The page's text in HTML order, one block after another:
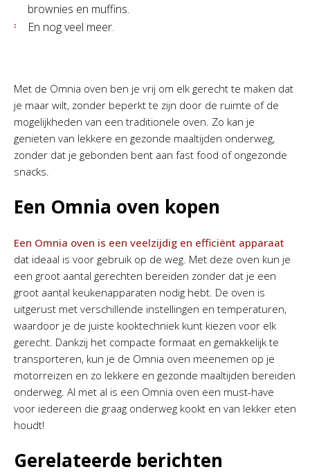
brownies en muffins.
En nog veel meer.
Met de Omnia oven ben je vrij om elk gerecht te maken dat
je maar wilt, zonder beperkt te zijn door de ruimte of de
mogelijkheden van een traditionele oven. Zo kan je
genieten van lekkere en gezonde maaltijden onderweg,
zonder dat je gebonden bent aan fast food of ongezonde
snacks.
Een Omnia oven kopen
Een Omnia oven is een veelzijdig en efficiënt apparaat
dat ideaal is voor gebruik op de weg. Met deze oven kun je
een groot aantal gerechten bereiden zonder dat je een
groot aantal keukenapparaten nodig hebt. De oven is
uitgerust met verschillende instellingen en temperaturen,
waardoor je de juiste kooktechniek kunt kiezen voor elk
gerecht. Dankzij het compacte formaat en gemakkelijk te
transporteren, kun je de Omnia oven meenemen op je
motorreizen en zo lekkere en gezonde maaltijden bereiden
onderweg. Al met al is een Omnia oven een must-have
voor iedereen die graag onderweg kookt en van lekker eten
houdt!
Gerelateerde berichten